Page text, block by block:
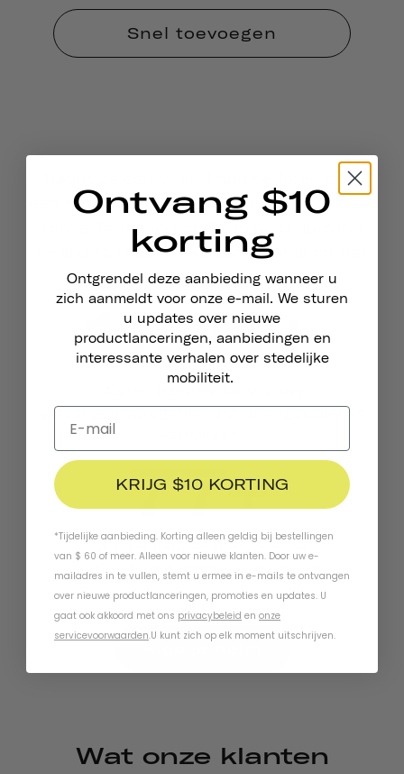
Snel toevoegen
Nadat ze een vriend had verloren door
een fietsongeluk, richtte onze oprichtster
Gloria Thousand op Thousand duizend
levens te redden. Na acht jaar is dit het
resultaat.
1196+
vervangingsprogramma voor ongevallen is
77+
Aantal helmen dat via onze
antidiefstalgarantie is vervangen
Kies je helm
Wat onze klanten
Ontvang $10
korting
Ontgrendel deze aanbieding wanneer u
zich aanmeldt voor onze e-mail. We sturen
u updates over nieuwe
productlanceringen, aanbiedingen en
interessante verhalen over stedelijke
mobiliteit.
KRIJG $10 KORTING
*Tijdelijke aanbieding. Korting alleen geldig bij bestellingen
van $ 60 of meer. Alleen voor nieuwe klanten. Door uw e-
mailadres in te vullen, stemt u ermee in e-mails te ontvangen
over nieuwe productlanceringen, promoties en updates. U
gaat ook akkoord met ons privacybeleid en onze
servicevoorwaarden.U kunt zich op elk moment uitschrijven.